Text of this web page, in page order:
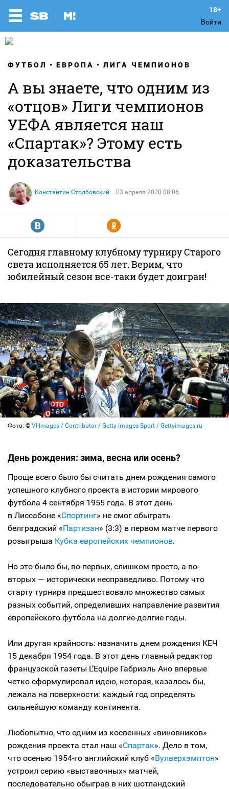
Войти
ФУТБОЛ ЕВРОПА ЛИГА ЧЕМПИОНОВ
А вы знаете, что одним из
«отцов» Лиги чемпионов
УЕФА является наш
«Спартак»? Этому есть
доказательства
Константин Столбовский 03 апреля 2020 08:06
R Y
Сегодня главному клубному турниру Старого
света исполняется 65 лет. Верим, что
юбилейный сезон все-таки будет доигран!
Фото: © VI-Images / Contributor / Getty Images Sport / Gettyimages.ru
День рождения: зима, весна или осень?
Проще всего было бы считать днем рождения самого
успешного клубного проекта в истории мирового
футбола 4 сентября 1955 года. В этот день
в Лиссабоне «Спортинг» не смог обыграть
белградский «Партизан» (3:3) в первом матче первого
розыгрыша Кубка европейских чемпионов.
Но это было бы, во-первых, слишком просто, а во-
вторых — исторически несправедливо. Потому что
старту турнира предшествовало множество самых
разных событий, определивших направление развития
европейского футбола на долгие-долгие годы.
Или другая крайность: назначить днем рождения КЕЧ
15 декабря 1954 года. В этот день главный редактор
французской газеты L’Equipe Габриэль Ано впервые
четко сформулировал идею, которая, казалось бы,
лежала на поверхности: каждый год определять
сильнейшую команду континента.
Любопытно, что одним из косвенных «виновников»
рождения проекта стал наш «Спартак». Дело в том,
что осенью 1954-го английский клуб «Вулверхэмптон»
устроил серию «выставочных» матчей,
последовательно обыграв в них шотландский